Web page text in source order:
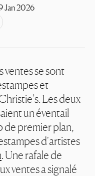
Jan 2026
ventes se sont
et
Les deux
un éventail
de premier plan,
d'artistes
. Une rafale de
ventes a signalé